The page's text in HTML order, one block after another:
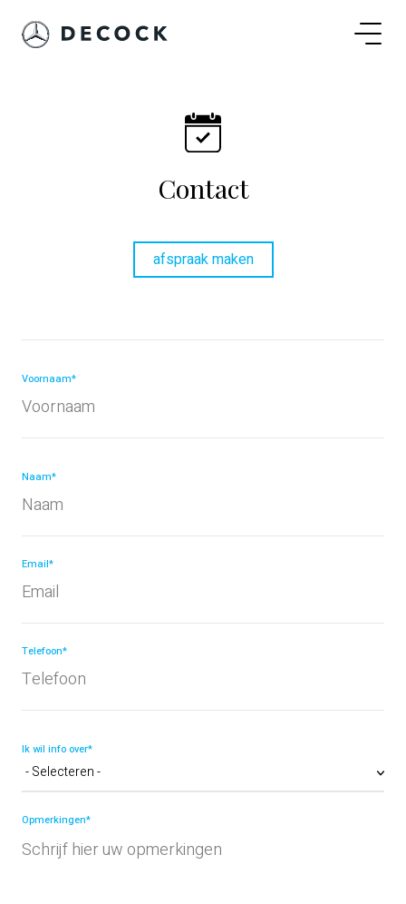
Contact
afspraak maken
Voornaam*
Naam*
Email*
Telefoon*
Ik wil info over*
Opmerkingen*